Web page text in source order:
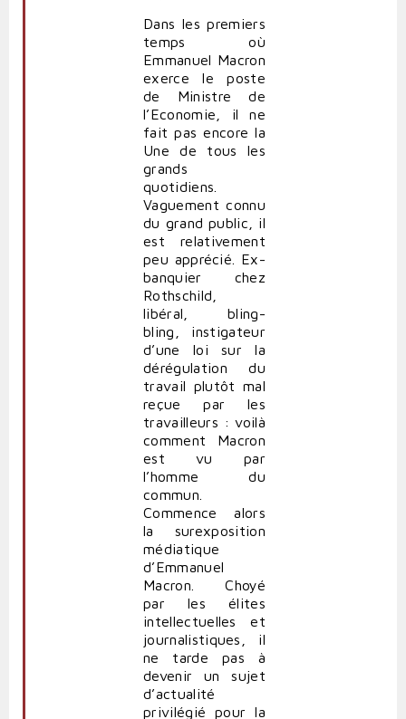
Dans les premiers
temps où
Emmanuel Macron
exerce le poste
de Ministre de
l’Economie, il ne
fait pas encore la
Une de tous les
grands
quotidiens.
Vaguement connu
du grand public, il
est relativement
peu apprécié. Ex-
banquier chez
Rothschild,
libéral, bling-
bling, instigateur
d’une loi sur la
dérégulation du
travail plutôt mal
reçue par les
travailleurs : voilà
comment Macron
est vu par
l’homme du
commun.
Commence alors
la surexposition
médiatique
d’Emmanuel
Macron. Choyé
par les élites
intellectuelles et
journalistiques, il
ne tarde pas à
devenir un sujet
d’actualité
privilégié pour la